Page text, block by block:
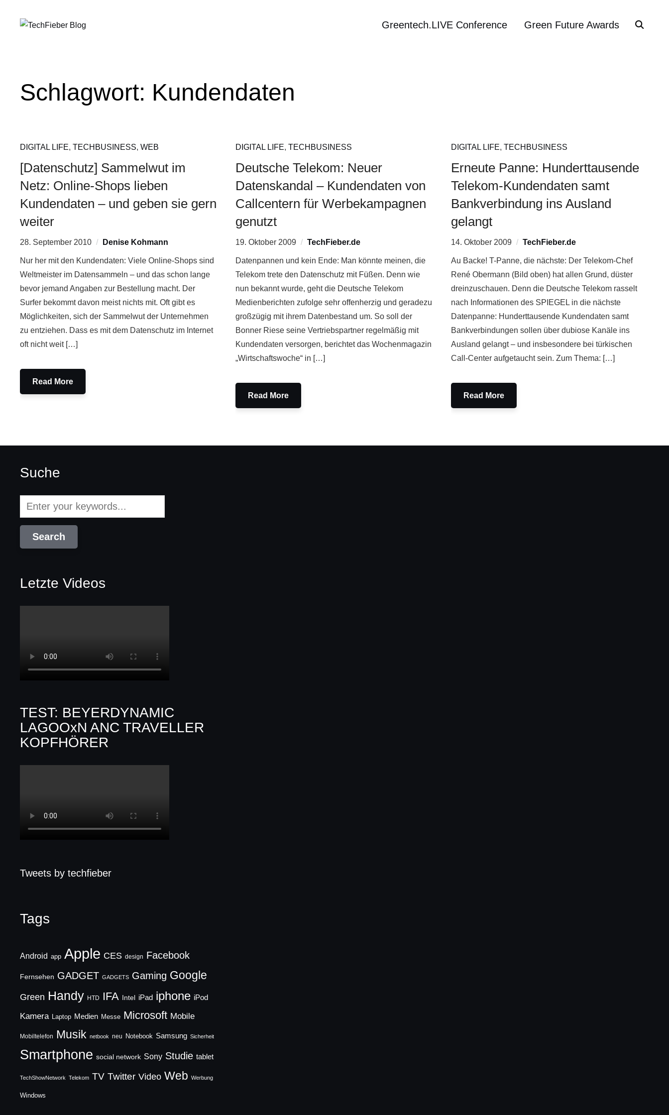
Greentech.LIVE Conference Green Future Awards
Schlagwort: Kundendaten
DIGITAL LIFE,TECHBUSINESS,WEB
[Datenschutz] Sammelwut im
Netz: Online-Shops lieben
Kundendaten – und geben sie gern
weiter
28. September 2010 Denise Kohmann
Nur her mit den Kundendaten: Viele Online-Shops sind
Weltmeister im Datensammeln – und das schon lange
bevor jemand Angaben zur Bestellung macht. Der
Surfer bekommt davon meist nichts mit. Oft gibt es
Möglichkeiten, sich der Sammelwut der Unternehmen
zu entziehen. Dass es mit dem Datenschutz im Internet
oft nicht weit […]
Read More
DIGITAL LIFE, TECHBUSINESS
Deutsche Telekom: Neuer
Datenskandal – Kundendaten von
Callcentern für Werbekampagnen
genutzt
19. Oktober 2009 TechFieber.de
Datenpannen und kein Ende: Man könnte meinen, die
Telekom trete den Datenschutz mit Füßen. Denn wie
nun bekannt wurde, geht die Deutsche Telekom
Medienberichten zufolge sehr offenherzig und geradezu
großzügig mit ihrem Datenbestand um. So soll der
Bonner Riese seine Vertriebspartner regelmäßig mit
Kundendaten versorgen, berichtet das Wochenmagazin
„Wirtschaftswoche“ in […]
Read More
DIGITAL LIFE, TECHBUSINESS
Erneute Panne: Hunderttausende
Telekom-Kundendaten samt
Bankverbindung ins Ausland
gelangt
14. Oktober 2009 TechFieber.de
Au Backe! T-Panne, die nächste: Der Telekom-Chef
René Obermann (Bild oben) hat allen Grund, düster
dreinzuschauen. Denn die Deutsche Telekom rasselt
nach Informationen des SPIEGEL in die nächste
Datenpanne: Hunderttausende Kundendaten samt
Bankverbindungen sollen über dubiose Kanäle ins
Ausland gelangt – und insbesondere bei türkischen
Call-Center aufgetaucht sein. Zum Thema: […]
Read More
Suche
Letzte Videos
TEST: BEYERDYNAMIC
LAGOOxN ANC TRAVELLER
KOPFHÖRER
Tweets by techfieber
Tags
Android app Apple CES design Facebook
Fernsehen GADGET GADGETS Gaming Google
Green Handy HTD IFA Intel iPad iphone iPod
Kamera Laptop Medien Messe Microsoft Mobile
Mobiltelefon Musik netbook neu Notebook Samsung Sicherheit
Smartphone social network Sony Studie tablet
TechShowNetwork Telekom TV Twitter Video Web Werbung
Windows